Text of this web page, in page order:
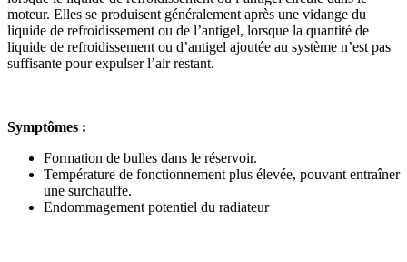
moteur. Elles se produisent généralement après une vidange du
liquide de refroidissement ou de l’antigel, lorsque la quantité de
liquide de refroidissement ou d’antigel ajoutée au système n’est pas
suffisante pour expulser l’air restant.
Symptômes :
Formation de bulles dans le réservoir.
Température de fonctionnement plus élevée, pouvant entraîner
une surchauffe.
Endommagement potentiel du radiateur